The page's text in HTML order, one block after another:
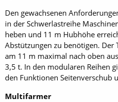
Den gewachsenen
in der Schwerlastreihe
heben und 11 m Hubhöhe
Abstützungen zu benötigen. Der
am 11 m maximal nach oben
3,5 t. In den modularen Reihen
den Funktionen Seitenverschub
Multifarmer